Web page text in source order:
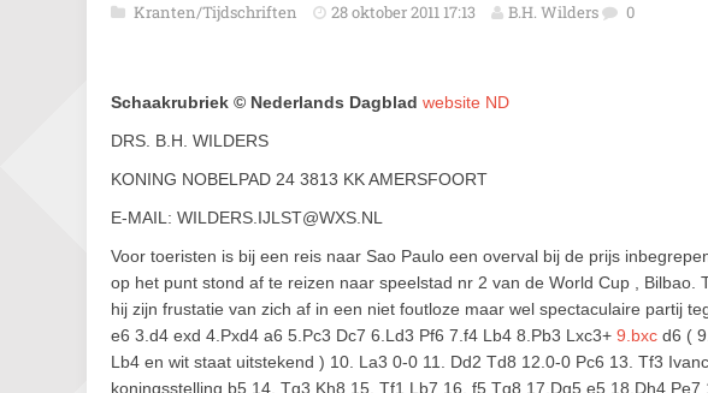
Kranten/Tijdschriften 28 oktober 2011 17:13 B.H. Wilders 0
Schaakrubriek © Nederlands Dagblad website ND
DRS. B.H. WILDERS
KONING NOBELPAD 24 3813 KK AMERSFOORT
E-MAIL: WILDERS.IJLST@WXS.NL
Voor toeristen is bij een reis naar Sao Paulo een overval bij de prijs
op het punt stond af te reizen naar speelstad nr 2 van de World Cup , Bilbao.
hij zijn frustatie van zich af in een niet foutloze maar wel spectaculaire partij
e6 3.d4 exd 4.Pxd4 a6 5.Pc3 Dc7 6.Ld3 Pf6 7.f4 Lb4 8.Pb3 Lxc3+ 9.bxc d6 (
Lb4 en wit staat uitstekend ) 10. La3 0-0 11. Dd2 Td8 12.0-0 Pc6 13. Tf3
koningsstelling b5 14. Tg3 Kh8 15. Tf1 Lb7 16. f5 Tg8 17.Dg5 e5 18.Dh4